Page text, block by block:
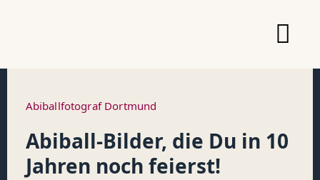
Abiballfotograf Dortmund
Abiball-Bilder, die Du in 10
Jahren noch feierst!